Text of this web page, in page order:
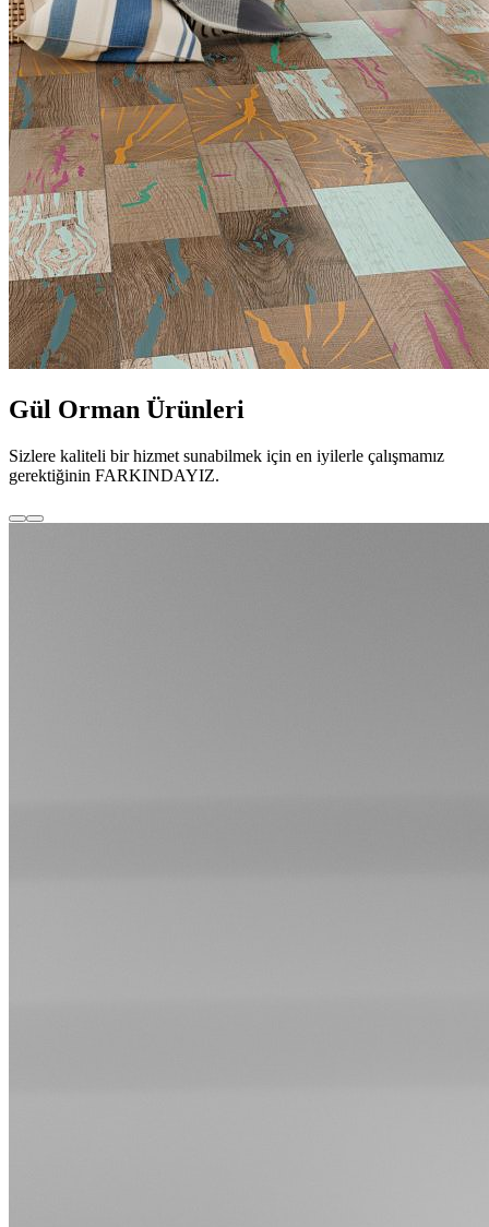
Gül Orman Ürünleri
Sizlere kaliteli bir hizmet sunabilmek için en iyilerle çalışmamız
gerektiğinin FARKINDAYIZ.